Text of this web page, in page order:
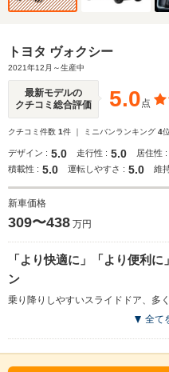
トヨタ ヴォクシー
2021年12月～生産中
最新モデルの
クチコミ総合評価
5.0点
クチコミ件数 1件 ｜ ミニバンランキング 4位
デザイン : 5.0 走行性 : 5.0 居住性 :
積載性 : 5.0 運転しやすさ : 5.0 維
新車価格
309〜438 万円
「より快適に」「より便利
ン
全て